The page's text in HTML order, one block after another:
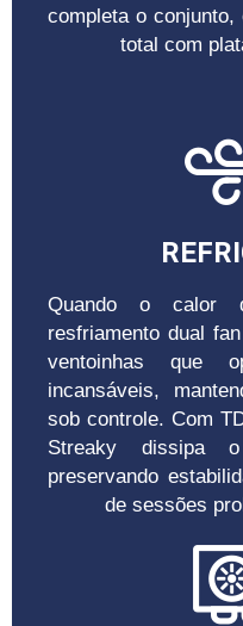
completa o conjunto,
total com
Quando o calor
resfriamento dual
ventoinhas que
incansáveis,
sob controle. Com
Streaky dissipa
preservando
de sessões